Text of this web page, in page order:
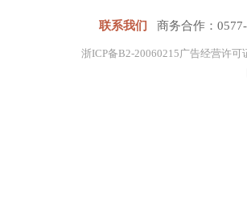
联系我们 商务合作：
浙ICP备B2-20060215广告经营许